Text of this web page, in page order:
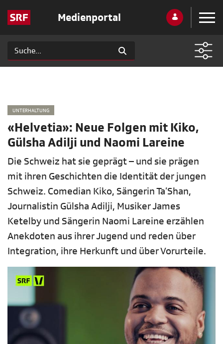
Medienportal
UNTERHALTUNG
«Helvetia»: Neue Folgen mit Kiko,
Gülsha Adilji und Naomi Lareine
Die Schweiz hat sie geprägt – und sie prägen
mit ihren Geschichten die Identität der jungen
Schweiz. Comedian Kiko, Sängerin Ta’Shan,
Journalistin Gülsha Adilji, Musiker James
Ketelby und Sängerin Naomi Lareine erzählen
Anekdoten aus ihrer Jugend und reden über
Integration, ihre Herkunft und über Vorurteile.